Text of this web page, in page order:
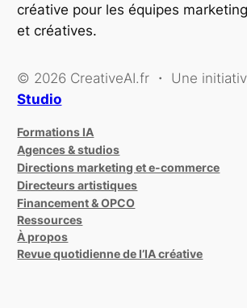
créative pour les équipes
et créatives.
© 2026 CreativeAI.fr ・ Une
Studio
Formations IA
Agences & studios
Directions marketing et e-commerce
Directeurs artistiques
Financement & OPCO
Ressources
À propos
Revue quotidienne de l’IA créative